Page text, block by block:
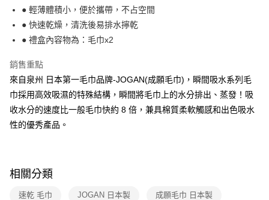
【注意事項】
1.本服務係由「台灣大哥大股份有限公司」（以下簡稱本公司）所提供，讓
用戶於交易時，得透過本服務購買商品或服務，並由商店將買賣／分期付款
2.基於同意付款使用「大哥付你分期」之契約關係目的，商店將以您的個人
資料（包含姓名、電話或地址）提供予台灣大哥大進項蒐集、處理及利用，
由本公司與您本人進行分期帳單所需資料之確認、核對及更正。
3.完整用戶服務條款，請詳閱以下連結：https://oppay.tw/userRule
每筆NT$100，滿NT$499(含以上)免運費
付款後7-11取貨
每筆NT$100，滿NT$499(含以上)免運費
宅配【父親節大回饋】限時$299免運
每筆NT$150，滿NT$299(含以上)免運費
● 輕薄體積小，便於攜帶，不占空間
● 快速乾燥，清洗後易排水擰乾
● 禮盒內容物為：毛巾x2
銷售重點
來自泉州 日本第一毛巾品牌-JOGAN(成願毛巾)，瞬間吸水系列毛
巾採用高效吸濕的特殊結構，瞬間將毛巾上的水分排出、蒸發！吸
收水分的速度比一般毛巾快約 8 倍，兼具棉質柔軟觸感和出色吸水
性的優秀產品。
相關分類
速乾 毛巾 JOGAN 日本製 成願毛巾 日本製